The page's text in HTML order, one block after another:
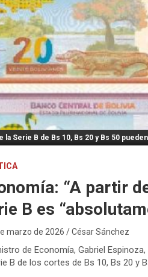
la Serie B de Bs 10, Bs 20 y Bs 50
“A partir
B es
marzo de 2026 / César Sánchez
de Economía, Gabriel
B de los cortes de Bs 10, Bs 20 y